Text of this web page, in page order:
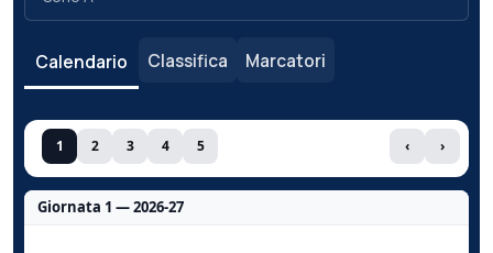
Calendario Classifica Marcatori
1 2 3 4 5 ‹ ›
Giornata 1 — 2026-27